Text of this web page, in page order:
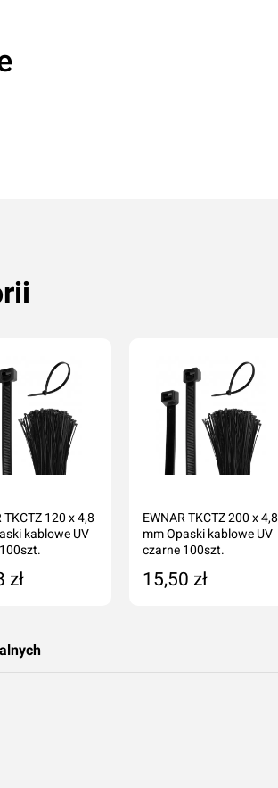
TKCTZ 120 x 4,8
kablowe UV
zł
EWNAR TKCTZ 200 x 4,8
mm Opaski kablowe UV
czarne 100szt.
15,50 zł